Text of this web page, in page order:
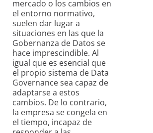
mercado o los cambios en
el entorno normativo,
suelen dar lugar a
situaciones en las que la
Gobernanza de Datos se
hace imprescindible. Al
igual que es esencial que
el propio sistema de Data
Governance sea capaz de
adaptarse a estos
cambios. De lo contrario,
la empresa se congela en
el tiempo, incapaz de